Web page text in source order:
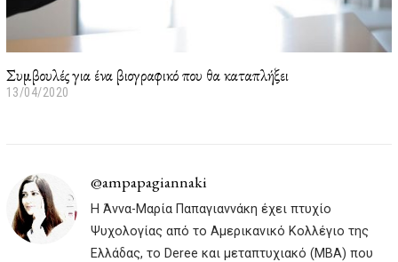
Συμβουλές για ένα βιογραφικό που θα καταπλήξει
13/04/2020
2
0
@ampapagiannaki
Η Άννα-Μαρία Παπαγιαννάκη έχει πτυχίο
Ψυχολογίας από το Αμερικανικό Κολλέγιο της
Ελλάδας, το Deree και μεταπτυχιακό (MBA) που